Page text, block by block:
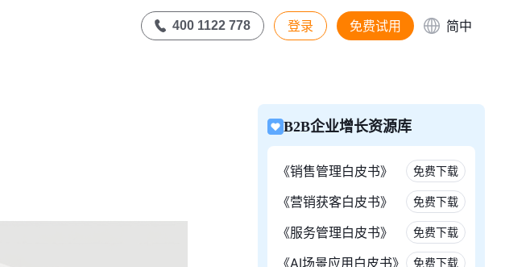
400 1122 778 登录 免费试用 简中
B2B企业增长资源库
《销售管理白皮书》 免费下载
《营销获客白皮书》 免费下载
《服务管理白皮书》 免费下载
《AI场景应用白皮书》 免费下载